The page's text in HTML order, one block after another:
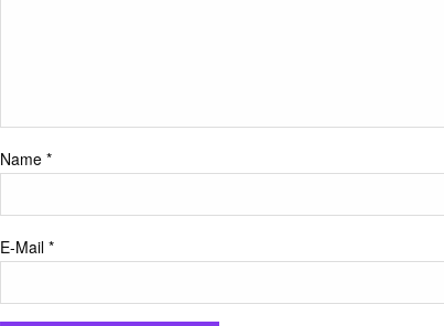
Name *
E-Mail *